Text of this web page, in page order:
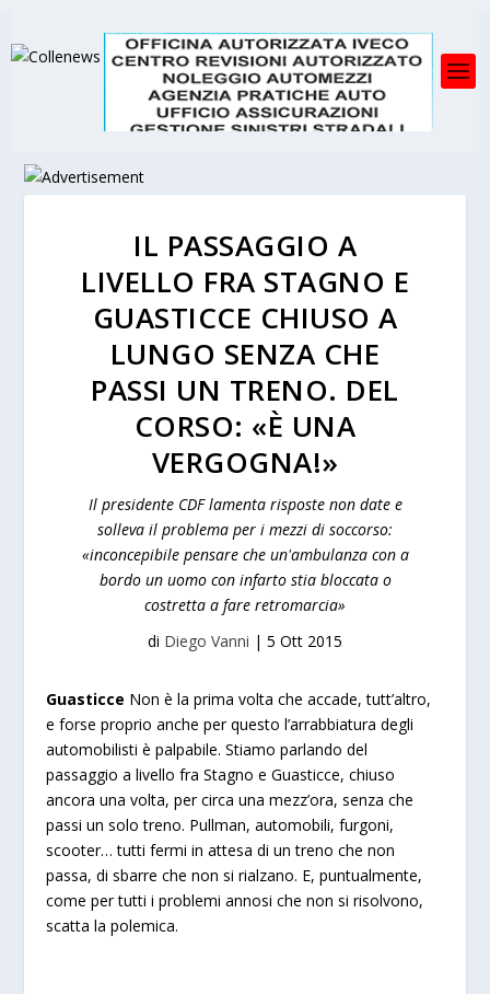
IL PASSAGGIO A
LIVELLO FRA STAGNO E
GUASTICCE CHIUSO A
LUNGO SENZA CHE
PASSI UN TRENO. DEL
CORSO: «È UNA
VERGOGNA!»
Il presidente CDF lamenta risposte non date e
solleva il problema per i mezzi di soccorso:
«inconcepibile pensare che un'ambulanza con a
bordo un uomo con infarto stia bloccata o
costretta a fare retromarcia»
di Diego Vanni | 5 Ott 2015
Guasticce Non è la prima volta che accade, tutt’altro,
e forse proprio anche per questo l’arrabbiatura degli
automobilisti è palpabile. Stiamo parlando del
passaggio a livello fra Stagno e Guasticce, chiuso
ancora una volta, per circa una mezz’ora, senza che
passi un solo treno. Pullman, automobili, furgoni,
scooter… tutti fermi in attesa di un treno che non
passa, di sbarre che non si rialzano. E, puntualmente,
come per tutti i problemi annosi che non si risolvono,
scatta la polemica.